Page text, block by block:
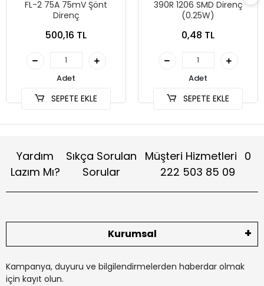
FL-2 75A 75mV Şönt
Direnç
500,16 TL
Adet
SEPETE EKLE
390R 1206 SMD Direnç
(0.25W)
0,48 TL
Adet
SEPETE EKLE
Yardım
Lazım Mı?
Sıkça Sorulan
Sorular
Müşteri Hizmetleri 0
222 503 85 09
Kurumsal
Kampanya, duyuru ve bilgilendirmelerden haberdar olmak
için kayıt olun.